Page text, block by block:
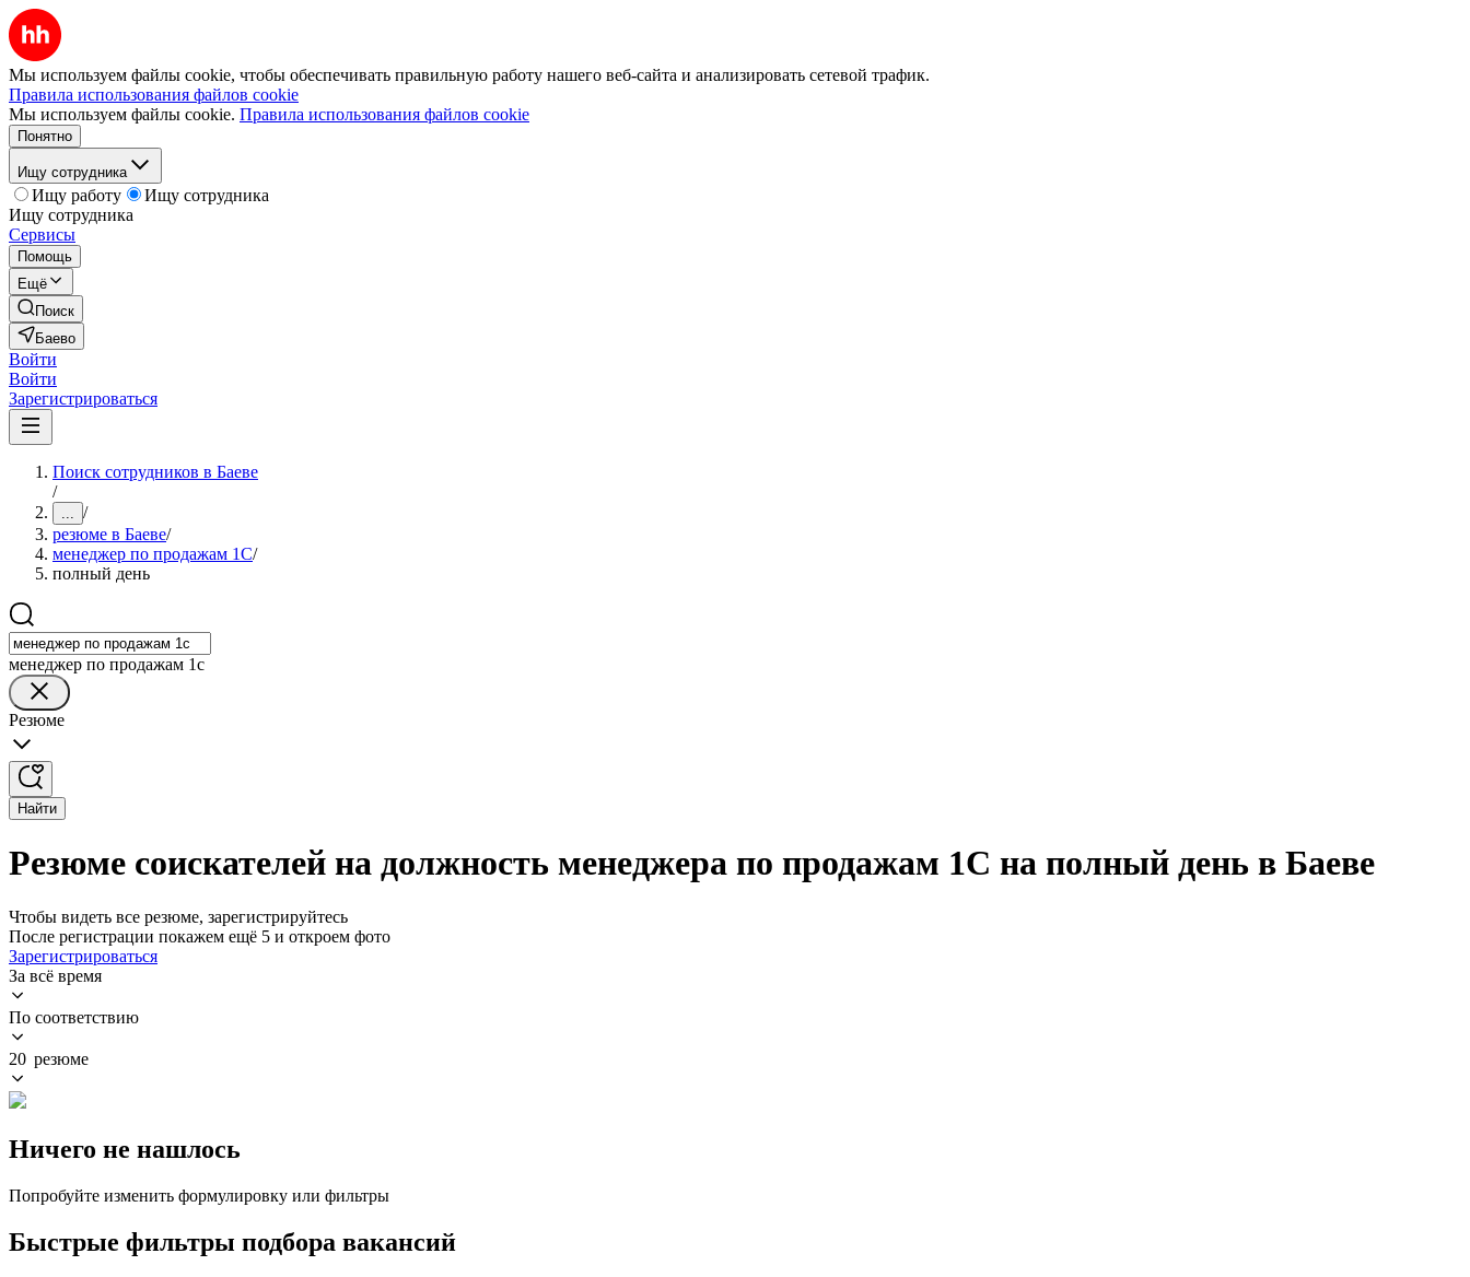
Мы используем файлы cookie, чтобы обеспечивать правильную работу нашего веб-сайта и анализировать сетевой трафик.
Правила использования файлов cookie
Мы используем файлы cookie. Правила использования файлов cookie
Понятно
Ищу сотрудника
Ищу работу
Ищу сотрудника
Ищу сотрудника
Сервисы
Помощь
Ещё
Поиск
Баево
Войти
Войти
Зарегистрироваться
Поиск сотрудников в Баеве
/
... /
резюме в Баеве/
менеджер по продажам 1С/
полный день
менеджер по продажам 1с
Резюме
Найти
Резюме соискателей на должность менеджера по продажам 1С на полный день в Баеве
Чтобы видеть все резюме, зарегистрируйтесь
После регистрации покажем ещё 5 и откроем фото
Зарегистрироваться
За всё время
По соответствию
20 резюме
Ничего не нашлось
Попробуйте изменить формулировку или фильтры
Быстрые фильтры подбора вакансий